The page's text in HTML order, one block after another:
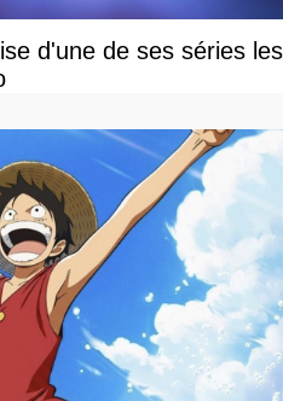
d'une de ses séries les